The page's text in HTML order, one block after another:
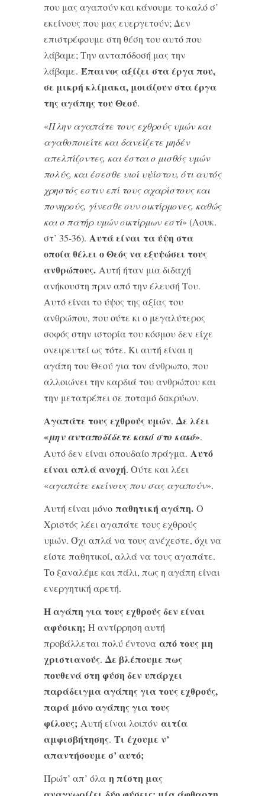
που μας αγαπούν και κάνουμε το καλό σ’
εκείνους που μας ευεργετούν; Δεν
επιστρέφουμε στη θέση του αυτό που
λάβαμε; Την ανταπόδοσή μας την
λάβαμε. Έπαινος αξίζει στα έργα που,
σε μικρή κλίμακα, μοιάζουν στα έργα
της αγάπης του Θεού.
«Πλην αγαπάτε τους εχθρούς υμών και
αγαθοποιείτε και δανείζετε μηδέν
απελπίζοντες, και έσται ο μισθός υμών
πολύς, και έσεσθε υιοί υψίστου, ότι αυτός
χρηστός εστιν επί τους αχαρίστους και
πονηρούς, γίνεσθε ουν οικτίρμονες, καθώς
και ο πατήρ υμών οικτίρμων εστί» (Λουκ.
στ’ 35-36). Αυτά είναι τα ύψη στα
οποία θέλει ο Θεός να εξυψώσει τους
ανθρώπους. Αυτή ήταν μια διδαχή
ανήκουστη πριν από την έλευσή Του.
Αυτό είναι το ύψος της αξίας του
ανθρώπου, που ούτε κι ο μεγαλύτερος
σοφός στην ιστορία του κόσμου δεν είχε
ονειρευτεί ως τότε. Κι αυτή είναι η
αγάπη του Θεού για τον άνθρωπο, που
αλλοιώνει την καρδιά του ανθρώπου και
την μετατρέπει σε ποταμό δακρύων.
Αγαπάτε τους εχθρούς υμών. Δε λέει
«μην ανταποδίδετε κακό στο κακό».
Αυτό δεν είναι σπουδαίο πράγμα. Αυτό
είναι απλά ανοχή. Ούτε και λέει
«αγαπάτε εκείνους που σας αγαπούν».
Αυτή είναι μόνο παθητική αγάπη. Ο
Χριστός λέει αγαπάτε τους εχθρούς
υμών. Όχι απλά να τους ανέχεστε, όχι να
είστε παθητικοί, αλλά να τους αγαπάτε.
Το ξαναλέμε και πάλι, πως η αγάπη είναι
ενεργητική αρετή.
Η αγάπη για τους εχθρούς δεν είναι
αφύσικη; Η αντίρρηση αυτή
προβάλλεται πολύ έντονα από τους μη
χριστιανούς. Δε βλέπουμε πως
πουθενά στη φύση δεν υπάρχει
παράδειγμα αγάπης για τους εχθρούς,
παρά μόνο αγάπης για τους
φίλους; Αυτή είναι λοιπόν αιτία
αμφισβήτησης. Τι έχουμε ν’
απαντήσουμε σ’ αυτό;
Πρώτ’ απ’ όλα η πίστη μας